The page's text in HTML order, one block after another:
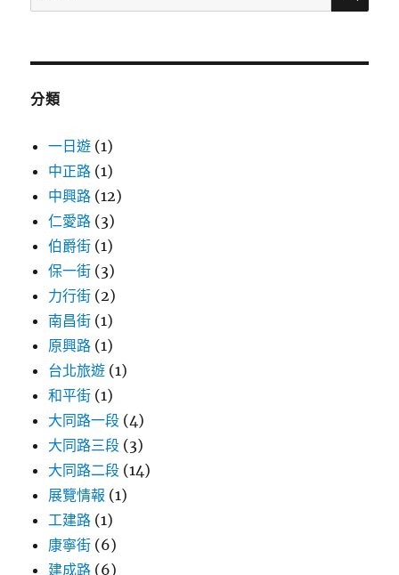
尋
鍵
分類
一日遊 (1)
中正路 (1)
中興路 (12)
仁愛路 (3)
伯爵街 (1)
保一街 (3)
力行街 (2)
南昌街 (1)
原興路 (1)
台北旅遊 (1)
和平街 (1)
大同路一段 (4)
大同路三段 (3)
大同路二段 (14)
展覽情報 (1)
工建路 (1)
康寧街 (6)
建成路 (6)